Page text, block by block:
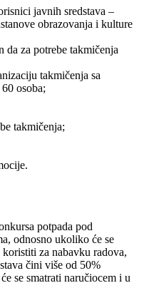
javnih sredstava –
obrazovanja i kulture
da za potrebe takmičenja
takmičenja sa
osoba;
takmičenja;
potpada pod
odnosno ukoliko će se
za nabavku radova,
čini više od 50%
se smatrati naručiocem i u